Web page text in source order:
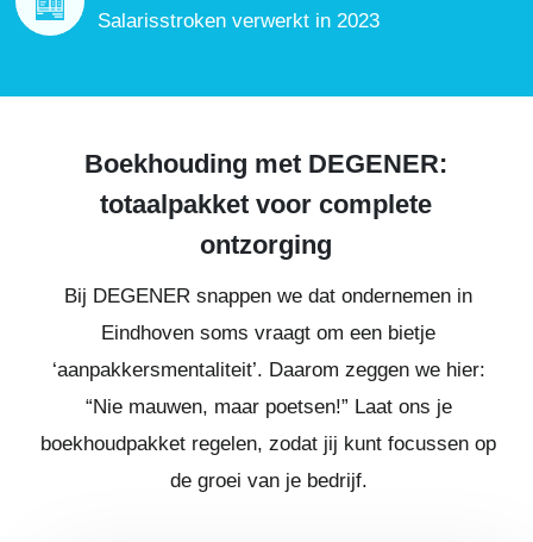
Salarisstroken verwerkt in 2023
Boekhouding met DEGENER:
totaalpakket voor complete
ontzorging
Bij DEGENER snappen we dat ondernemen in
Eindhoven soms vraagt om een bietje
‘aanpakkersmentaliteit’. Daarom zeggen we hier:
“Nie mauwen, maar poetsen!” Laat ons je
boekhoudpakket regelen, zodat jij kunt focussen op
de groei van je bedrijf.